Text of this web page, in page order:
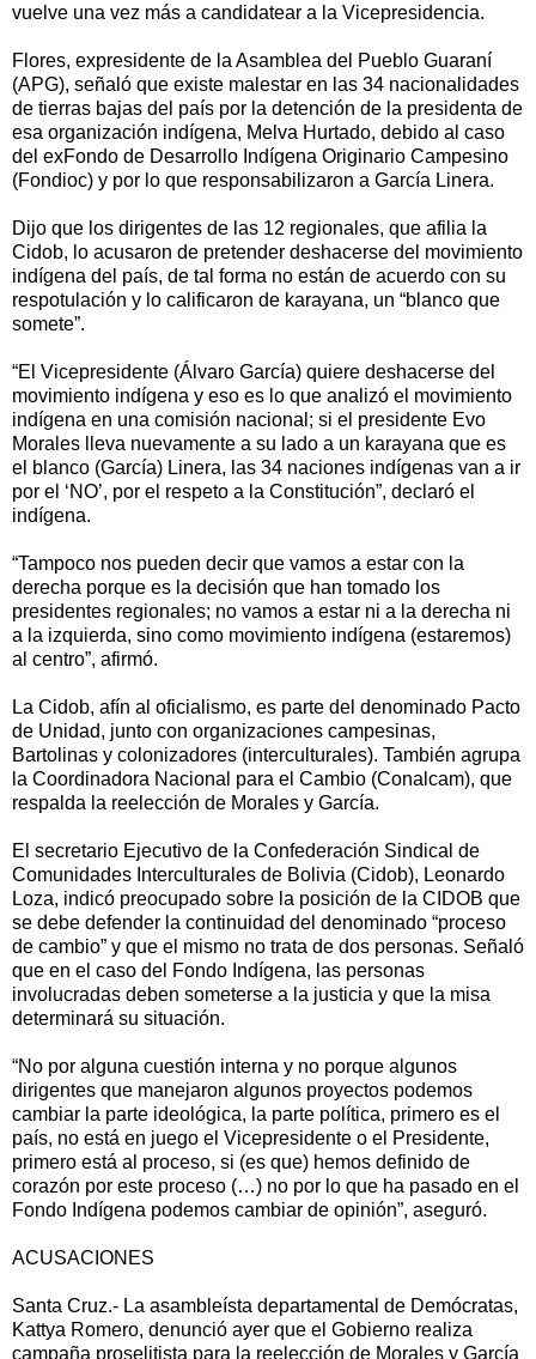
vuelve una vez más a candidatear a la Vicepresidencia.
Flores, expresidente de la Asamblea del Pueblo Guaraní
(APG), señaló que existe malestar en las 34 nacionalidades
de tierras bajas del país por la detención de la presidenta de
esa organización indígena, Melva Hurtado, debido al caso
del exFondo de Desarrollo Indígena Originario Campesino
(Fondioc) y por lo que responsabilizaron a García Linera.
Dijo que los dirigentes de las 12 regionales, que afilia la
Cidob, lo acusaron de pretender deshacerse del movimiento
indígena del país, de tal forma no están de acuerdo con su
respotulación y lo calificaron de karayana, un “blanco que
somete”.
“El Vicepresidente (Álvaro García) quiere deshacerse del
movimiento indígena y eso es lo que analizó el movimiento
indígena en una comisión nacional; si el presidente Evo
Morales lleva nuevamente a su lado a un karayana que es
el blanco (García) Linera, las 34 naciones indígenas van a ir
por el ‘NO’, por el respeto a la Constitución”, declaró el
indígena.
“Tampoco nos pueden decir que vamos a estar con la
derecha porque es la decisión que han tomado los
presidentes regionales; no vamos a estar ni a la derecha ni
a la izquierda, sino como movimiento indígena (estaremos)
al centro”, afirmó.
La Cidob, afín al oficialismo, es parte del denominado Pacto
de Unidad, junto con organizaciones campesinas,
Bartolinas y colonizadores (interculturales). También agrupa
la Coordinadora Nacional para el Cambio (Conalcam), que
respalda la reelección de Morales y García.
El secretario Ejecutivo de la Confederación Sindical de
Comunidades Interculturales de Bolivia (Cidob), Leonardo
Loza, indicó preocupado sobre la posición de la CIDOB que
se debe defender la continuidad del denominado “proceso
de cambio” y que el mismo no trata de dos personas. Señaló
que en el caso del Fondo Indígena, las personas
involucradas deben someterse a la justicia y que la misa
determinará su situación.
“No por alguna cuestión interna y no porque algunos
dirigentes que manejaron algunos proyectos podemos
cambiar la parte ideológica, la parte política, primero es el
país, no está en juego el Vicepresidente o el Presidente,
primero está al proceso, si (es que) hemos definido de
corazón por este proceso (…) no por lo que ha pasado en el
Fondo Indígena podemos cambiar de opinión”, aseguró.
ACUSACIONES
Santa Cruz.- La asambleísta departamental de Demócratas,
Kattya Romero, denunció ayer que el Gobierno realiza
campaña proselitista para la reelección de Morales y García